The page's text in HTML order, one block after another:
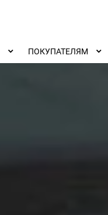
ПОКУПАТЕЛЯМ